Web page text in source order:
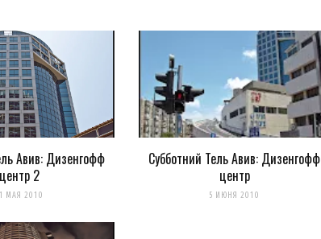
последующих моих комментариев.
Авив: Дизенгофф
центр 2
МАЯ 2010
Субботний Тель Авив: Дизенгофф
центр
5 ИЮНЯ 2010